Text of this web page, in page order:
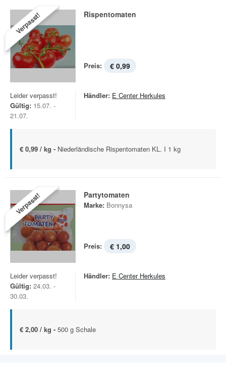
Verpasst! Rispentomaten
Preis: € 0,99
Leider verpasst!
Gültig: 15.07. -
21.07.
Händler: E Center Herkules
€ 0,99 / kg - Niederländische Rispentomaten KL. I 1 kg
Verpasst! Partytomaten
Marke: Bonnysa
Preis: € 1,00
Leider verpasst!
Gültig: 24.03. -
30.03.
Händler: E Center Herkules
€ 2,00 / kg - 500 g Schale